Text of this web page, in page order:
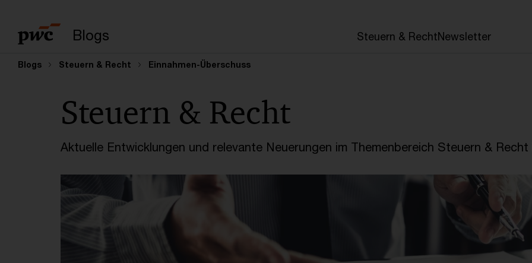
Blogs Steuern & RechtNewsletter
Blogs Steuern & Recht Einnahmen-Überschuss
Steuern & Recht
Aktuelle Entwicklungen und relevante Neuerungen im Themenbereich Steuern &